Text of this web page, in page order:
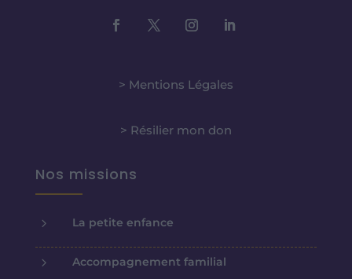
> Mentions Légales
> Résilier mon don
Nos missions
5 La petite enfance
5 Accompagnement familial